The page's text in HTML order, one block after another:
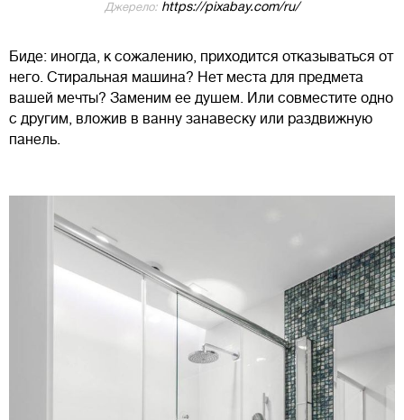
Джерело: https://pixabay.com/ru/
Биде: иногда, к сожалению, приходится отказываться от
него. Стиральная машина? Нет места для предмета
вашей мечты? Заменим ее душем. Или совместите одно
с другим, вложив в ванну занавеску или раздвижную
панель.